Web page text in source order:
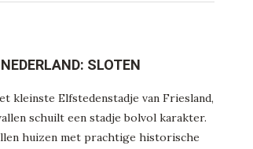
SLOTEN
kleinste Elfstedenstadje van Friesland,
schuilt een stadje bolvol karakter.
huizen met prachtige historische